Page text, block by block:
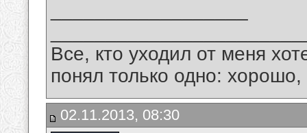
Все, кто уходил от меня
понял только одно:
02.11.2013, 08:30